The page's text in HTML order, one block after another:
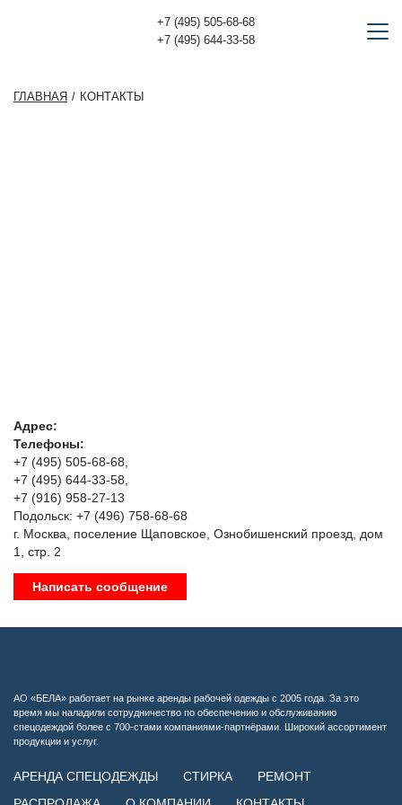
+7 (495) 505-68-68
+7 (495) 644-33-58
ГЛАВНАЯ КОНТАКТЫ
Адрес:
Телефоны:
+7 (495) 505-68-68,
+7 (495) 644-33-58,
+7 (916) 958-27-13
Подольск: +7 (496) 758-68-68
г. Москва, поселение Щаповское, Ознобишенский проезд, дом
1, стр. 2
Написать сообщение
АО «БЕЛА» работает на рынке аренды рабочей одежды с 2005 года. За это
время мы наладили сотрудничество по обеспечению и обслуживанию
спецодеждой более с 700-стами компаниями-партнёрами. Широкий ассортимент
продукции и услуг.
АРЕНДА СПЕЦОДЕЖДЫ СТИРКА
РЕМОНТ